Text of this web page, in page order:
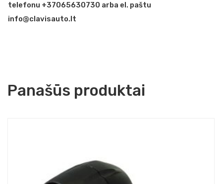
telefonu +37065630730 arba el. paštu
info@clavisauto.lt
Panašūs produktai